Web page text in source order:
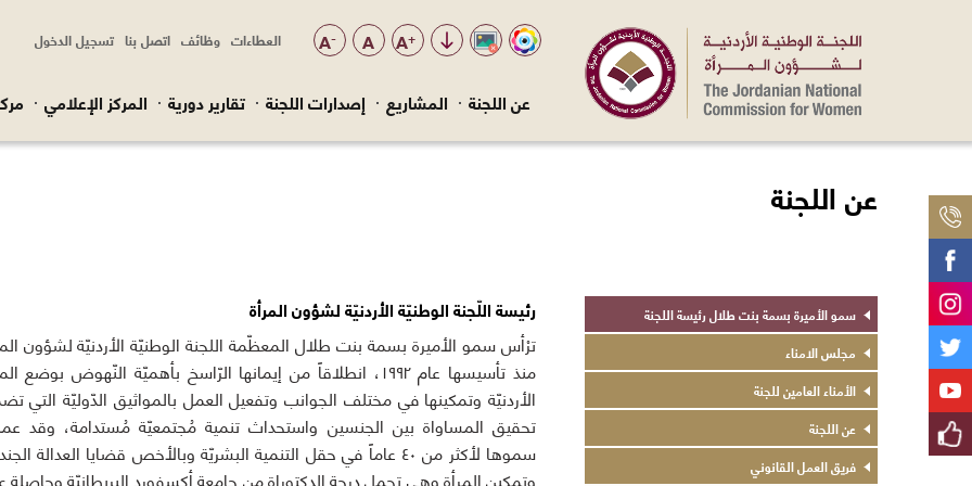
Top
العطاءات وظائف اتصل بنا تسجيل الدخول -
A A +
A
عن اللجنة
المشاريع إصدارات اللجنة تقارير دورية المركز الإعلامي
عن اللجنة
about
us
menu
سمو الأميرة بسمة بنت طلال رئيسة اللجنة
مجلس الامناء
الأمناء العامين للجنة
عن اللجنة
فريق العمل القانوني
رئيسة اللّجنة الوطنيّة الأردنيّة لشؤون المرأة
ترْأس سمو الأميرة بسمة بنت طلال المعظّمة اللجنة الوطنيّة الأردنيّة لشؤون
منذ تأسيسها عام ١٩٩٢، انطلاقاً من إيمانها الرّاسخ بأهميّة النّهوض بوضع
الأردنيّة وتمكينها في مختلف الجوانب وتفعيل العمل بالمواثيق الدّوليّة التي
تحقيق المساواة بين الجنسين واستحداث تنمية مُجتمعيّة مُستدامة، وقد
سموها لأكثر من ٤٠ عاماً في حقل التنمية البشريّة وبالأخص قضايا العدالة
وتمكين المرأة وهي تحمل درجة الدكتوراة من جامعة أكسفورد البريطانيّة وحاصلة